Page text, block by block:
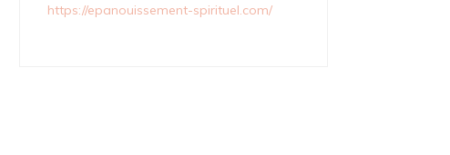
https://epanouissement-spirituel.com/